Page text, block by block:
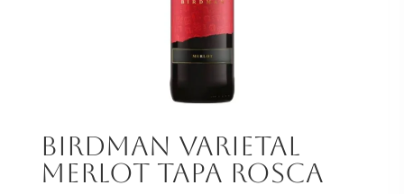
Birdman Varietal
Merlot Tapa Rosca